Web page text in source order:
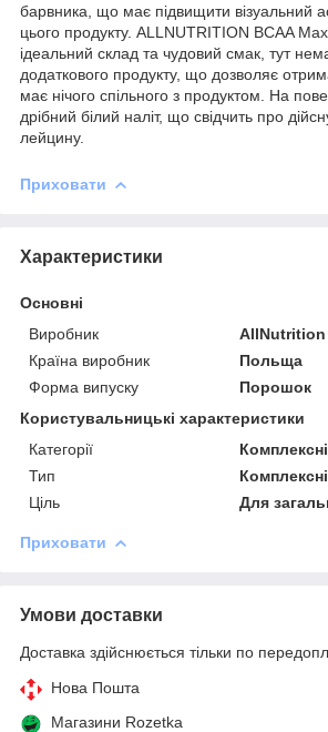
барвника, що має підвищити візуальний
цього продукту. ALLNUTRITION BCAA
ідеальний склад та чудовий смак, тут
додаткового продукту, що дозволяє
має нічого спільного з продуктом. На
дрібний білий наліт, що свідчить про
лейцину.
Приховати
Характеристики
Основні
Виробник
AllNutrition
Країна виробник
Польща
Форма випуску
Порошок
Користувальницькі характеристики
Категорії
Тип
Комплексні
Ціль
Для
Приховати
Умови доставки
Доставка здійснюється тільки по
Нова Пошта
Магазини Rozetka